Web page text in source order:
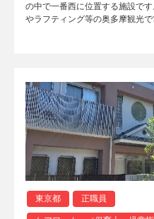
の中で一番西に位置する施設で
やラフティング等の奥多摩観光で
東京都 正職員